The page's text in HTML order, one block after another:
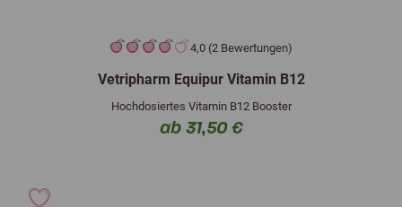
4,0 (2 Bewertungen)
Vetripharm Equipur Vitamin B12
Hochdosiertes Vitamin B12 Booster
ab 31,50 €